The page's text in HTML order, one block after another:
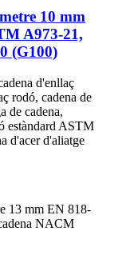
10 mm
A973-21,
(G100)
d'enllaç
rodó, cadena de
de cadena,
estàndard ASTM
d'acer d'aliatge